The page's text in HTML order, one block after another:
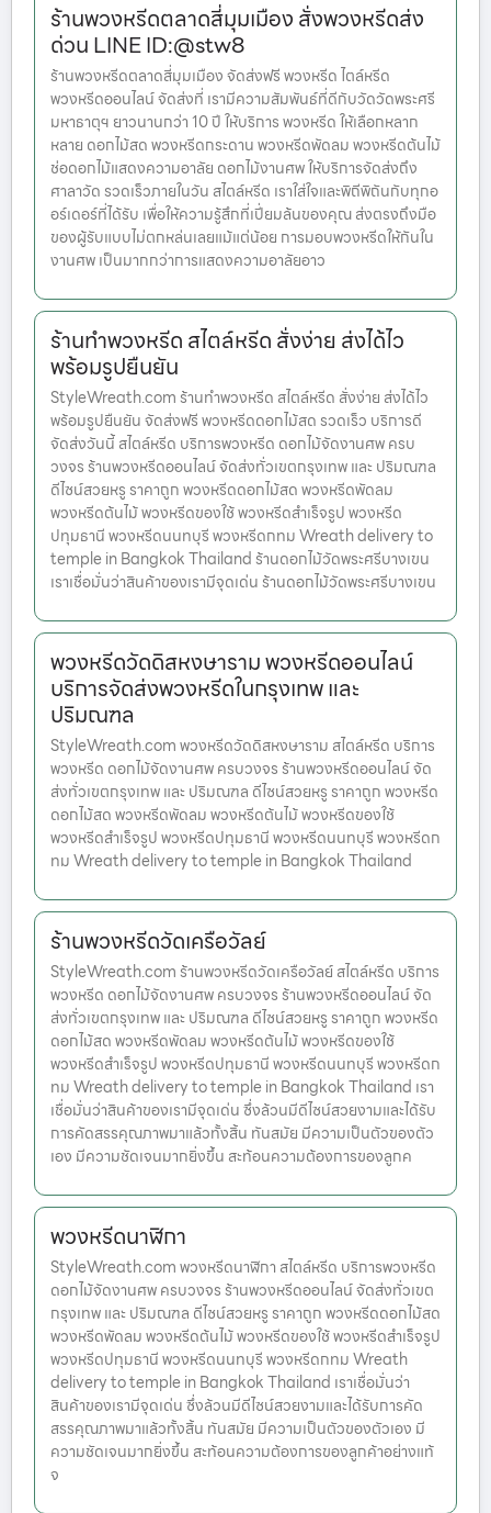
ร้านพวงหรีดตลาดสี่มุมเมือง สั่งพวงหรีดส่ง
ด่วน LINE ID:@stw8
ร้านพวงหรีดตลาดสี่มุมเมือง จัดส่งฟรี พวงหรีด ไตล์หรีด
พวงหรีดออนไลน์ จัดส่งที่ เรามีความสัมพันธ์ที่ดีกับวัดวัดพระศรี
มหาธาตุฯ ยาวนานกว่า 10 ปี ให้บริการ พวงหรีด ให้เลือกหลาก
หลาย ดอกไม้สด พวงหรีดกระดาน พวงหรีดพัดลม พวงหรีดต้นไม้
ช่อดอกไม้แสดงความอาลัย ดอกไม้งานศพ ให้บริการจัดส่งถึง
ศาลาวัด รวดเร็วภายในวัน สไตล์หรีด เราใส่ใจและพิถีพิถันกับทุกอ
อร์เดอร์ที่ได้รับ เพื่อให้ความรู้สึกที่เปี่ยมล้นของคุณ ส่งตรงถึงมือ
ของผู้รับแบบไม่ตกหล่นเลยแม้แต่น้อย การมอบพวงหรีดให้กันใน
งานศพ เป็นมากกว่าการแสดงความอาลัยอาว
ร้านทำพวงหรีด สไตล์หรีด สั่งง่าย ส่งได้ไว
พร้อมรูปยืนยัน
StyleWreath.com ร้านทำพวงหรีด สไตล์หรีด สั่งง่าย ส่งได้ไว
พร้อมรูปยืนยัน จัดส่งฟรี พวงหรีดดอกไม้สด รวดเร็ว บริการดี
จัดส่งวันนี้ สไตล์หรีด บริการพวงหรีด ดอกไม้จัดงานศพ ครบ
วงจร ร้านพวงหรีดออนไลน์ จัดส่งทั่วเขตกรุงเทพ และ ปริมณฑล
ดีไซน์สวยหรู ราคาถูก พวงหรีดดอกไม้สด พวงหรีดพัดลม
พวงหรีดต้นไม้ พวงหรีดของใช้ พวงหรีดสำเร็จรูป พวงหรีด
ปทุมธานี พวงหรีดนนทบุรี พวงหรีดกทม Wreath delivery to
temple in Bangkok Thailand ร้านดอกไม้วัดพระศรีบางเขน
เราเชื่อมั่นว่าสินค้าของเรามีจุดเด่น ร้านดอกไม้วัดพระศรีบางเขน
พวงหรีดวัดดิสหงษาราม พวงหรีดออนไลน์
บริการจัดส่งพวงหรีดในกรุงเทพ และ
ปริมณฑล
StyleWreath.com พวงหรีดวัดดิสหงษาราม สไตล์หรีด บริการ
พวงหรีด ดอกไม้จัดงานศพ ครบวงจร ร้านพวงหรีดออนไลน์ จัด
ส่งทั่วเขตกรุงเทพ และ ปริมณฑล ดีไซน์สวยหรู ราคาถูก พวงหรีด
ดอกไม้สด พวงหรีดพัดลม พวงหรีดต้นไม้ พวงหรีดของใช้
พวงหรีดสำเร็จรูป พวงหรีดปทุมธานี พวงหรีดนนทบุรี พวงหรีดก
ทม Wreath delivery to temple in Bangkok Thailand
ร้านพวงหรีดวัดเครือวัลย์
StyleWreath.com ร้านพวงหรีดวัดเครือวัลย์ สไตล์หรีด บริการ
พวงหรีด ดอกไม้จัดงานศพ ครบวงจร ร้านพวงหรีดออนไลน์ จัด
ส่งทั่วเขตกรุงเทพ และ ปริมณฑล ดีไซน์สวยหรู ราคาถูก พวงหรีด
ดอกไม้สด พวงหรีดพัดลม พวงหรีดต้นไม้ พวงหรีดของใช้
พวงหรีดสำเร็จรูป พวงหรีดปทุมธานี พวงหรีดนนทบุรี พวงหรีดก
ทม Wreath delivery to temple in Bangkok Thailand เรา
เชื่อมั่นว่าสินค้าของเรามีจุดเด่น ซึ่งล้วนมีดีไซน์สวยงามและได้รับ
การคัดสรรคุณภาพมาแล้วทั้งสิ้น ทันสมัย มีความเป็นตัวของตัว
เอง มีความชัดเจนมากยิ่งขึ้น สะท้อนความต้องการของลูกค
พวงหรีดนาฬิกา
StyleWreath.com พวงหรีดนาฬิกา สไตล์หรีด บริการพวงหรีด
ดอกไม้จัดงานศพ ครบวงจร ร้านพวงหรีดออนไลน์ จัดส่งทั่วเขต
กรุงเทพ และ ปริมณฑล ดีไซน์สวยหรู ราคาถูก พวงหรีดดอกไม้สด
พวงหรีดพัดลม พวงหรีดต้นไม้ พวงหรีดของใช้ พวงหรีดสำเร็จรูป
พวงหรีดปทุมธานี พวงหรีดนนทบุรี พวงหรีดกทม Wreath
delivery to temple in Bangkok Thailand เราเชื่อมั่นว่า
สินค้าของเรามีจุดเด่น ซึ่งล้วนมีดีไซน์สวยงามและได้รับการคัด
สรรคุณภาพมาแล้วทั้งสิ้น ทันสมัย มีความเป็นตัวของตัวเอง มี
ความชัดเจนมากยิ่งขึ้น สะท้อนความต้องการของลูกค้าอย่างแท้
จ